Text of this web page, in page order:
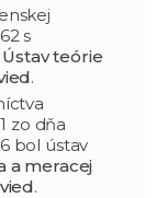
s
Ústav teórie
.
zo dňa
bol ústav
a meracej
.